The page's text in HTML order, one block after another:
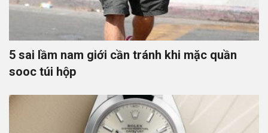
5 sai lầm nam giới cần tránh khi mặc quần
sooc túi hộp